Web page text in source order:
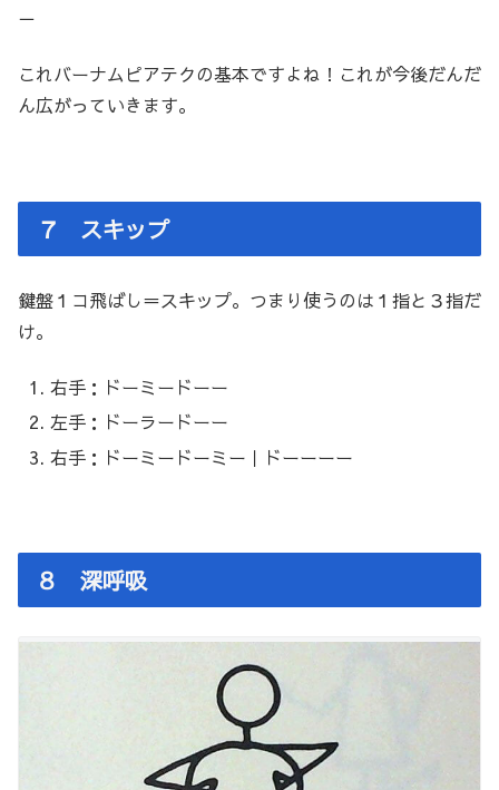
－
これバーナムピアテクの基本ですよね！これが今後だんだ
ん広がっていきます。
７ スキップ
鍵盤１コ飛ばし＝スキップ。つまり使うのは１指と３指だ
け。
右手：ドーミードーー
左手：ドーラードーー
右手：ドーミードーミー｜ドーーーー
８ 深呼吸